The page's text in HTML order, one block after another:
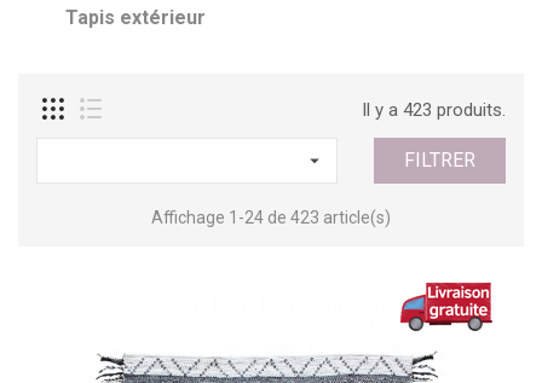
Tapis extérieur
Il y a 423 produits.
 FILTRER
Affichage 1-24 de 423 article(s)